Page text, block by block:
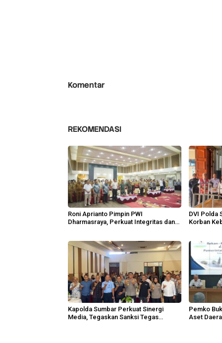
Komentar
REKOMENDASI
Roni Aprianto Pimpin PWI
Dharmasraya, Perkuat Integritas dan
DVI Polda
Korban
Kapolda Sumbar Perkuat Sinergi
Media, Tegaskan Sanksi Tegas
Pemko
Aset